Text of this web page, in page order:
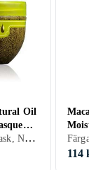
Oil
Utsköljbar hårmask, Normalt, Färgat / Slingat, Tunt/Fint, Ljust / Blonderat, Blandat, Grått / Vitt, Lockigt / Permanentat, Frissigt, Tjockt / Grovt, Fett hår, Skadat / Torrt hår, Glansgivande, Motverkar friss, Återfuktande / Mjukgörande, Reparerande, 100 ml/g
30ml
114